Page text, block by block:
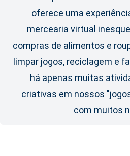
oferece uma
mercearia virtual
compras de alimentos e
limpar jogos, reciclagem e
há apenas muitas
criativas em nossos
com muitos